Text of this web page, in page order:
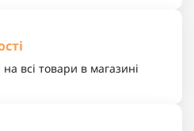
на всі товари в магазині